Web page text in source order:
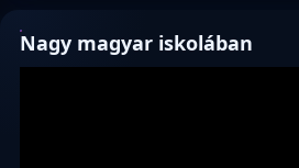
Nagy magyar iskolában